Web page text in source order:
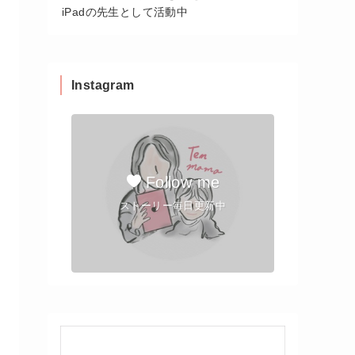
iPadの先生として活動中
Instagram
Follow me
ストーリー毎日更新中